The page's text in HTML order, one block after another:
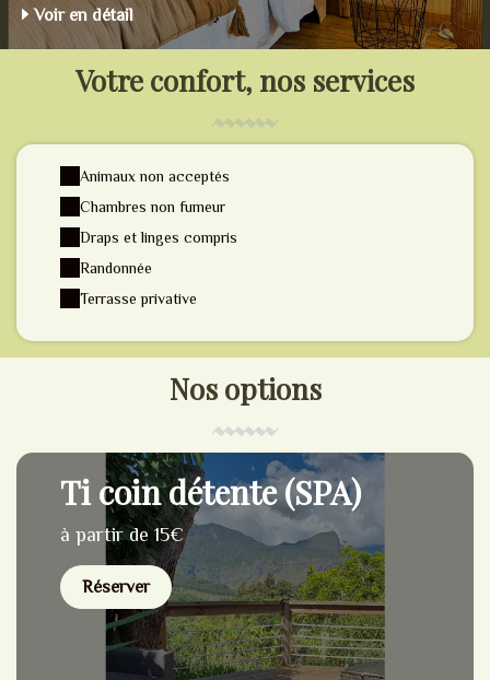
Voir en détail
Votre confort, nos services
Animaux non acceptés
Chambres non fumeur
Draps et linges compris
Randonnée
Terrasse privative
Nos options
Ti coin détente (SPA)
à partir de 15€
Réserver